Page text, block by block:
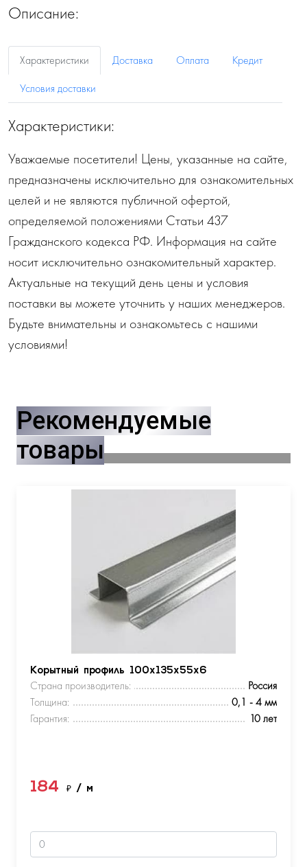
Описание:
Характеристики Доставка Оплата
Кредит
Условия доставки
Характеристики:
Уважаемые посетители! Цены, указанные на сайте,
предназначены исключительно для ознакомительных
целей и не являются публичной офертой,
определяемой положениями Статьи 437
Гражданского кодекса РФ. Информация на сайте
носит исключительно ознакомительный характер.
Актуальные на текущий день цены и условия
поставки вы можете уточнить у наших менеджеров.
Будьте внимательны и ознакомьтесь с нашими
условиями!
Рекомендуемые
товары
Корытный профиль 100х135х55х6
Страна производитель:
Россия
Толщина:
0,1 - 4 мм
Гарантия:
10 лет
184 ₽ / м